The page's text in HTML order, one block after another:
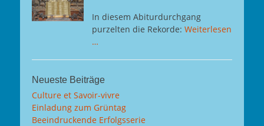
In diesem Abiturdurchgang
purzelten die Rekorde: Weiterlesen
…
Neueste Beiträge
Culture et Savoir-vivre
Einladung zum Grüntag
Beeindruckende Erfolgsserie